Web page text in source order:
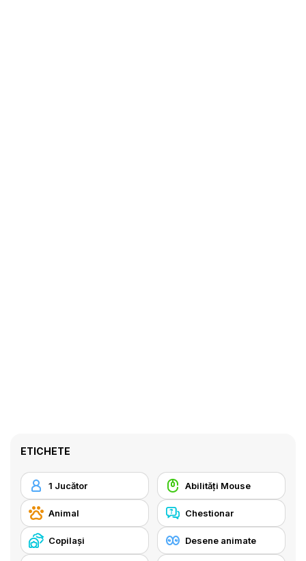
ETICHETE
1 Jucător Abilități Mouse
Animal Chestionar
Copilași Desene animate